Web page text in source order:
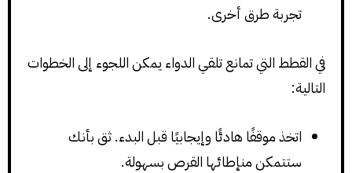
تجربة طرق أخرى.
في القطط التي تمانع تلقي الدواء يمكن اللجوء إلى الخطوات
التالية:
اتخذ موقفًا هادئًا وإيجابيًا قبل البدء. ثق بأنك
ستتمكن منإطائها القرص بسهولة.